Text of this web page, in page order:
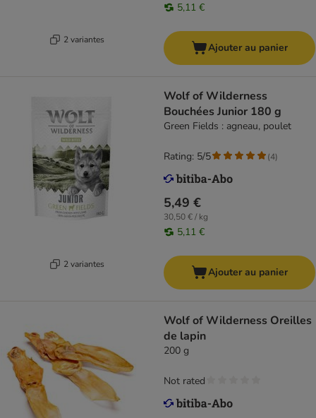
2 variantes
5,11 €
Ajouter au panier
2 variantes
Wolf of Wilderness
Bouchées Junior 180 g
Green Fields : agneau, poulet
5,49 €
30,50 € / kg
5,11 €
Rating: 5/5 (4)
Ajouter au panier
Wolf of Wilderness Oreilles
de lapin
200 g
Not rated